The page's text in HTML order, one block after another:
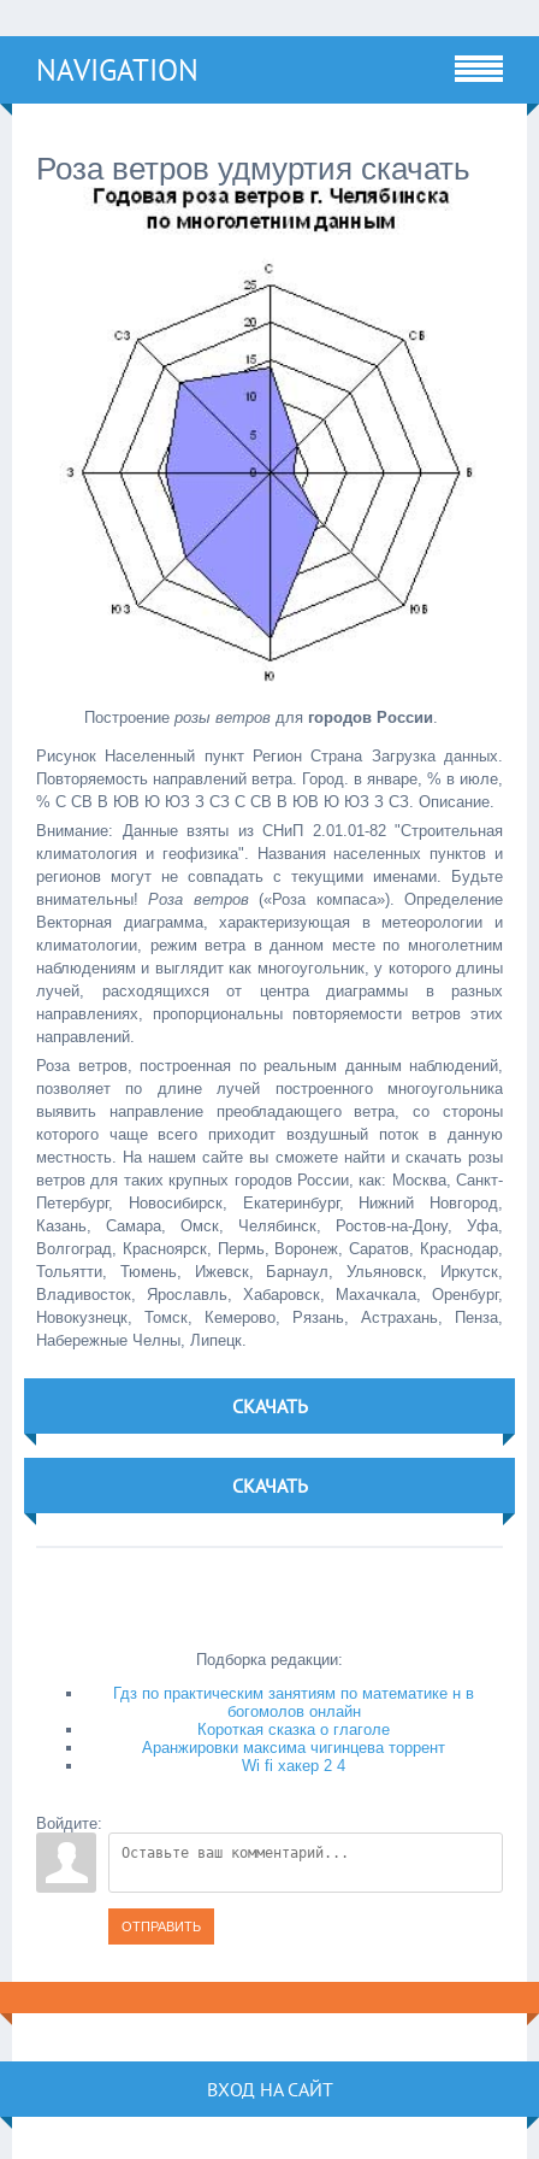
NAVIGATION
Роза ветров удмуртия скачать
Построение розы ветров для городов России.
Рисунок Населенный пункт Регион Страна Загрузка данных.
Повторяемость направлений ветра. Город. в январе, % в июле,
% С СВ В ЮВ Ю ЮЗ З СЗ С СВ В ЮВ Ю ЮЗ З СЗ. Описание.
Внимание: Данные взяты из СНиП 2.01.01-82 "Строительная
климатология и геофизика". Названия населенных пунктов и
регионов могут не совпадать с текущими именами. Будьте
внимательны!Роза ветров(«Роза компаса»). Определение
Векторная диаграмма, характеризующая в метеорологии и
климатологии, режим ветра в данном месте по многолетним
наблюдениям и выглядит как многоугольник, у которого длины
лучей, расходящихся от центра диаграммы в разных
направлениях, пропорциональны повторяемости ветров этих
направлений.
Роза ветров, построенная по реальным данным наблюдений,
позволяет по длине лучей построенного многоугольника
выявить направление преобладающего ветра, со стороны
которого чаще всего приходит воздушный поток в данную
местность. На нашем сайте вы сможете найти и скачать розы
ветров для таких крупных городов России, как: Москва, Санкт-
Петербург, Новосибирск, Екатеринбург, Нижний Новгород,
Казань, Самара, Омск, Челябинск, Ростов-на-Дону, Уфа,
Волгоград, Красноярск, Пермь, Воронеж, Саратов, Краснодар,
Тольятти, Тюмень, Ижевск, Барнаул, Ульяновск, Иркутск,
Владивосток, Ярославль, Хабаровск, Махачкала, Оренбург,
Новокузнецк, Томск, Кемерово, Рязань, Астрахань, Пенза,
Набережные Челны, Липецк.
СКАЧАТЬ
СКАЧАТЬ
Подборка редакции:
Гдз по практическим занятиям по математике н в
богомолов онлайн
Короткая сказка о глаголе
Аранжировки максима чигинцева торрент
Wi fi хакер 2 4
Войдите:
ОТПРАВИТЬ
ВХОД НА САЙТ